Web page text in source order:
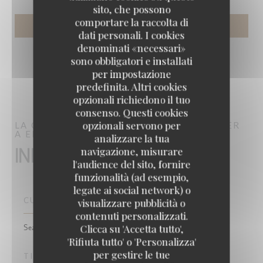
sito, che possono
comportare la raccolta di
dati personali. I cookies
denominati «necessari»
sono obbligatori e installati
per impostazione
predefinita. Altri cookies
opzionali richiedono il tuo
consenso. Questi cookies
opzionali servono per
analizzare la tua
navigazione, misurare
l'audience del sito, fornire
funzionalità (ad esempio,
legate ai social network) o
visualizzare pubblicità o
contenuti personalizzati.
Clicca su 'Accetta tutto',
'Rifiuta tutto' o 'Personalizza'
per gestire le tue
LA COUPOLEBRASSERIE – FRUITS DE MER
A EMPORTERPARIS
Informazioni pratiche
CUCINA
Seafood, Birreria, Francese, Cucina tradizionale
TIPOLOGIA